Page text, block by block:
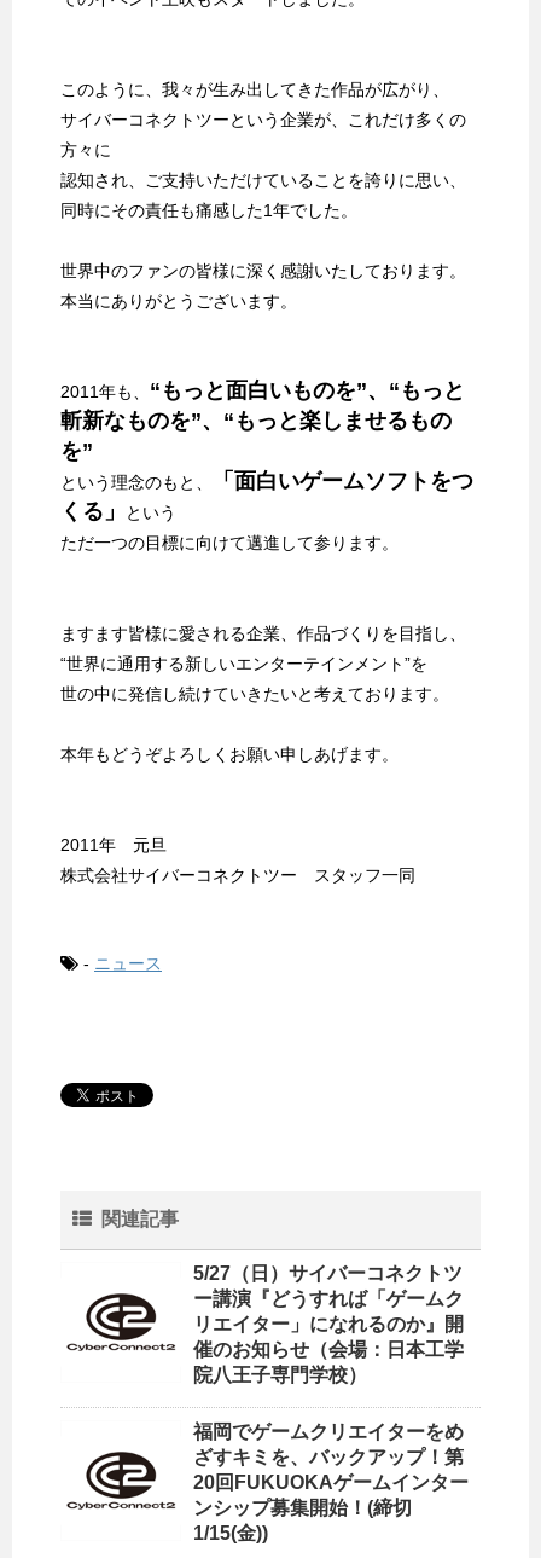
このように、我々が生み出してきた作品が広がり、
サイバーコネクトツーという企業が、これだけ多くの
方々に
認知され、ご支持いただけていることを誇りに思い、
同時にその責任も痛感した1年でした。
世界中のファンの皆様に深く感謝いたしております。
本当にありがとうございます。
2011年も、 “もっと面白いものを”、“もっと
斬新なものを”、“もっと楽しませるもの
を”
という理念のもと、
「面白いゲームソフトをつ
くる」
という
ただ一つの目標に向けて邁進して参ります。
ますます皆様に愛される企業、作品づくりを目指し、
“世界に通用する新しいエンターテインメント”を
世の中に発信し続けていきたいと考えております。
本年もどうぞよろしくお願い申しあげます。
2011年 元旦
株式会社サイバーコネクトツー スタッフ一同
- ニュース
関連記事
5/27（日）サイバーコネクトツ
ー講演『どうすれば「ゲームク
リエイター」になれるのか』開
催のお知らせ（会場：日本工学
院八王子専門学校）
福岡でゲームクリエイターをめ
ざすキミを、バックアップ！第
20回FUKUOKAゲームインター
ンシップ募集開始！(締切
1/15(金))